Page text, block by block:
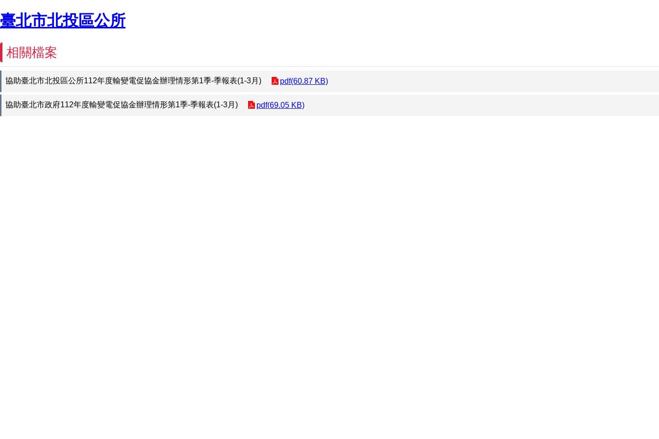
臺北市北投區公所
相關檔案
協助臺北市北投區公所112年度輸變電促協金辦理情形第1季-季報表(1-3月) pdf(60.87 KB)
協助臺北市政府112年度輸變電促協金辦理情形第1季-季報表(1-3月) pdf(69.05 KB)